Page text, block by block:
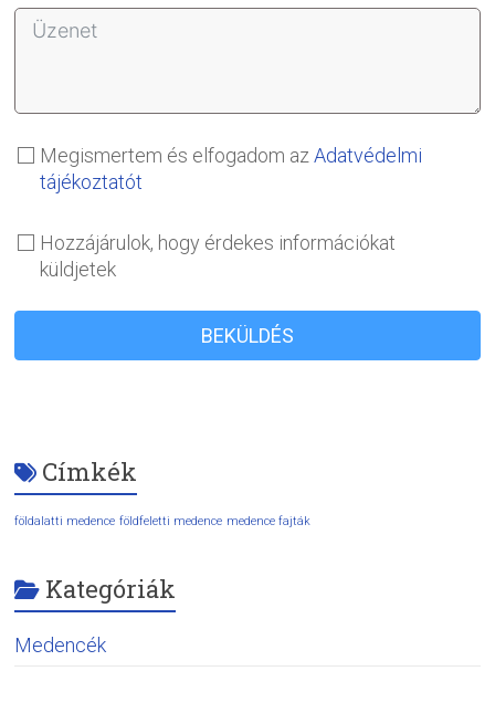
Megismertem és elfogadom azAdatvédelmi
tájékoztatót
Hozzájárulok, hogy érdekes információkat
küldjetek
BEKÜLDÉS
Címkék
földalatti medence földfeletti medence medence fajták
Kategóriák
Medencék